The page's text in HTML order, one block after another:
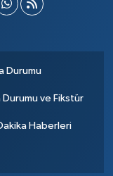
Durumu
Durumu ve Fikstür
Haberleri